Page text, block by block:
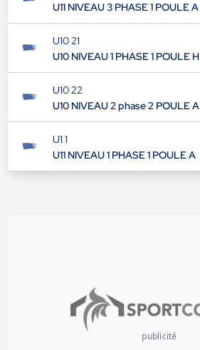
U11 NIVEAU 3 PHASE 1 POULE A
U10 21
U10 NIVEAU 1 PHASE 1 POULE H
U10 22
U10 NIVEAU 2 phase 2 POULE A
U1 1
U11 NIVEAU 1 PHASE 1 POULE A
publicité